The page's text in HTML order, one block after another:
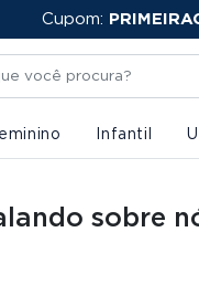
Cupom:
FRETE GRÁTIS
Infantil
sobre